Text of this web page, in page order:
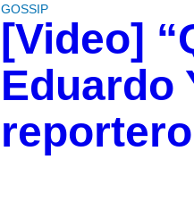
GOSSIP
[Video]
Eduardo
reportero